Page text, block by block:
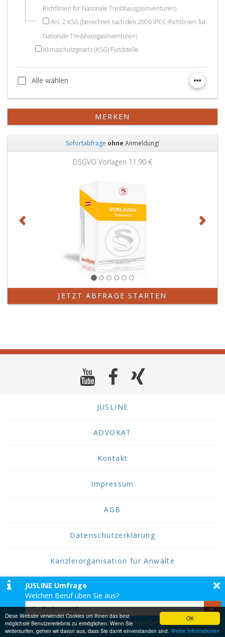
OK
Diese Website verwendet Cookies um Ihnen das best
möglichste Benutzererlebnis zu ermöglichen. Wenn Sie
weitersurfen, gehen wir davon aus, dass Sie damit einverstanden sind. Weiter Informationen
Richtlinien für Nationale Treibhausgasinventuren)
Anl. 2 KSG (berechnet nach den 2006 IPCC-Richtlinien für
Nationale Treibhausgasinventuren)
Klimaschutzgesetz (KSG) Fundstelle
Alle wählen
Alle wählen
MERKEN
Sofortabfrage ohne Anmeldung!
DSGVO Vorlagen 11,90 €
JETZT ABFRAGE STARTEN
JUSLINE
ADVOKAT
Kontakt
Impressum
AGB
Datenschutzerklärung
Kanzleiorganisation für Anwälte
JUSLINE® ist eine Marke der ADVOKAT
Unternehmensberatung Greiter & Greiter GmbH.
×
JUSLINE Umfrage
Welchen Beruf üben Sie aus?
Beispiele: Selbstständiger Architekt, Mitarbeiter einer
Rechtsabteilung, Rechtsanwalt,...